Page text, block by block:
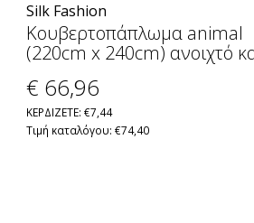
Silk Fashion
Κουβερτοπάπλωμα animal
(220cm x 240cm) ανοιχτό
€ 66,96
ΚΕΡΔΙΖΕΤΕ: €7,44
Τιμή καταλόγου: €74,40